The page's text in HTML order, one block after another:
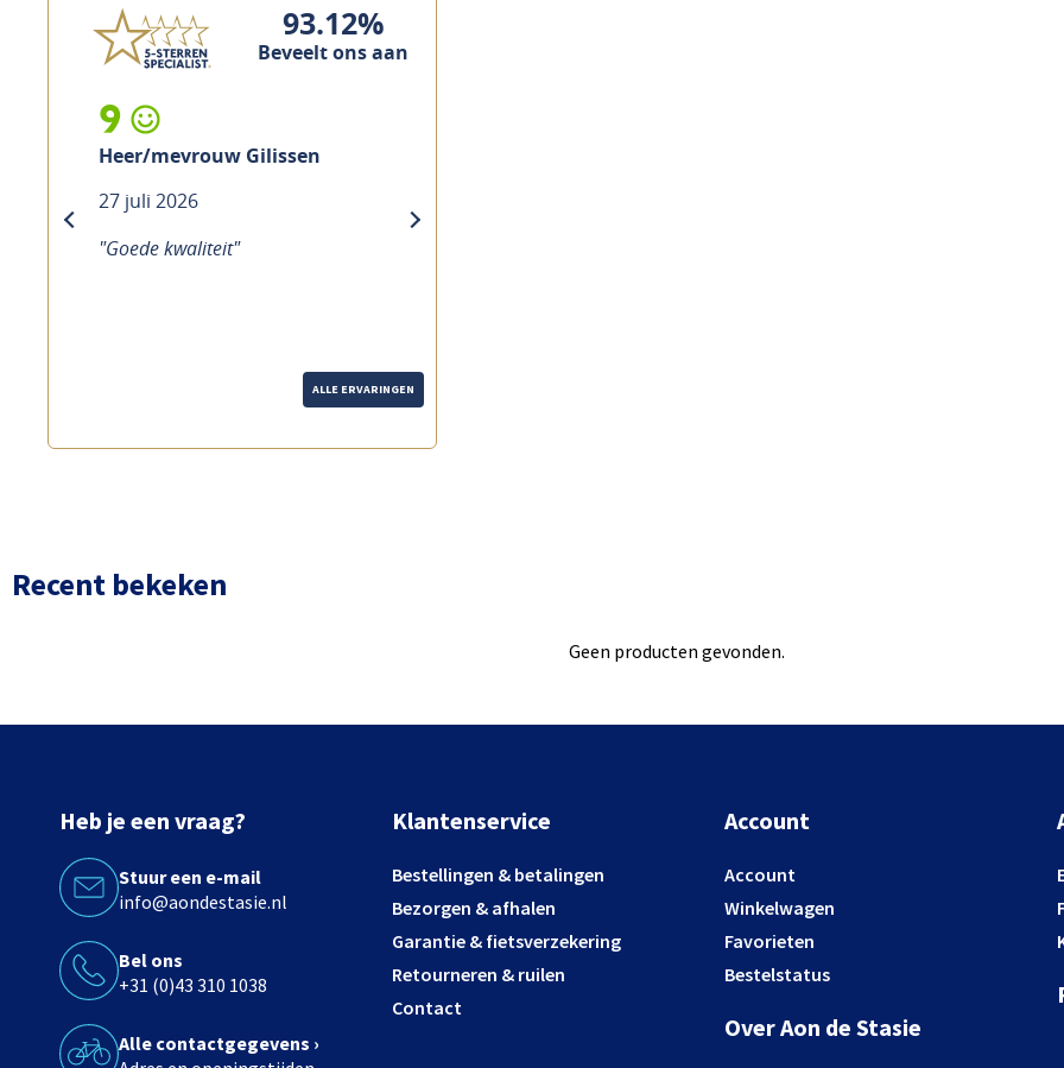
93.12%
Beveelt ons aan
9
Heer/mevrouw Gilissen
27 juli 2026
"Goede kwaliteit"
next
ALLE ERVARINGEN
Recent bekeken
Geen producten gevonden.
Heb je een vraag?
Stuur een e-mail
info@aondestasie.nl
Bel ons
+31 (0)43 310 1038
Alle contactgegevens ›
Klantenservice
Bestellingen & betalingen
Bezorgen & afhalen
Garantie & fietsverzekering
Retourneren & ruilen
Contact
Account
Account
Winkelwagen
Favorieten
Bestelstatus
Over Aon de Stasie